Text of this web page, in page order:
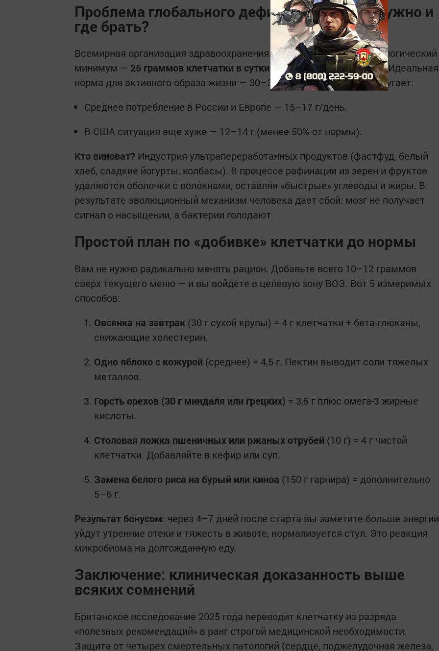
Проблема глобального дефицита: сколько нужно и
где брать?
Всемирная организация здравоохранения (ВОЗ) установила физиологический
минимум — 25 граммов клетчатки в сутки для взрослого человека. Идеальная
норма для активного образа жизни — 30–35 г. Однако реальность пугает:
Среднее потребление в России и Европе — 15–17 г/день.
В США ситуация еще хуже — 12–14 г (менее 50% от нормы).
Кто виноват? Индустрия ультрапереработанных продуктов (фастфуд, белый
хлеб, сладкие йогурты, колбасы). В процессе рафинации из зерен и фруктов
удаляются оболочки с волокнами, оставляя «быстрые» углеводы и жиры. В
результате эволюционный механизм человека дает сбой: мозг не получает
сигнал о насыщении, а бактерии голодают.
Простой план по «добивке» клетчатки до нормы
Вам не нужно радикально менять рацион. Добавьте всего 10–12 граммов
сверх текущего меню — и вы войдете в целевую зону ВОЗ. Вот 5 измеримых
способов:
Овсянка на завтрак (30 г сухой крупы) = 4 г клетчатки + бета-глюканы,
снижающие холестерин.
Одно яблоко с кожурой (среднее) = 4,5 г. Пектин выводит соли тяжелых
металлов.
Горсть орехов (30 г миндаля или грецких) = 3,5 г плюс омега-3 жирные
кислоты.
Столовая ложка пшеничных или ржаных отрубей (10 г) = 4 г чистой
клетчатки. Добавляйте в кефир или суп.
Замена белого риса на бурый или киноа (150 г гарнира) = дополнительно
5–6 г.
Результат бонусом: через 4–7 дней после старта вы заметите больше
уйдут утренние отеки и тяжесть в животе, нормализуется стул. Это реакция
микробиома на долгожданную еду.
Заключение: клиническая доказанность выше
всяких сомнений
Британское исследование 2025 года переводит клетчатку из разряда
«полезных рекомендаций» в ранг строгой медицинской необходимости.
Защита от четырех смертельных патологий (сердце, поджелудочная железа,